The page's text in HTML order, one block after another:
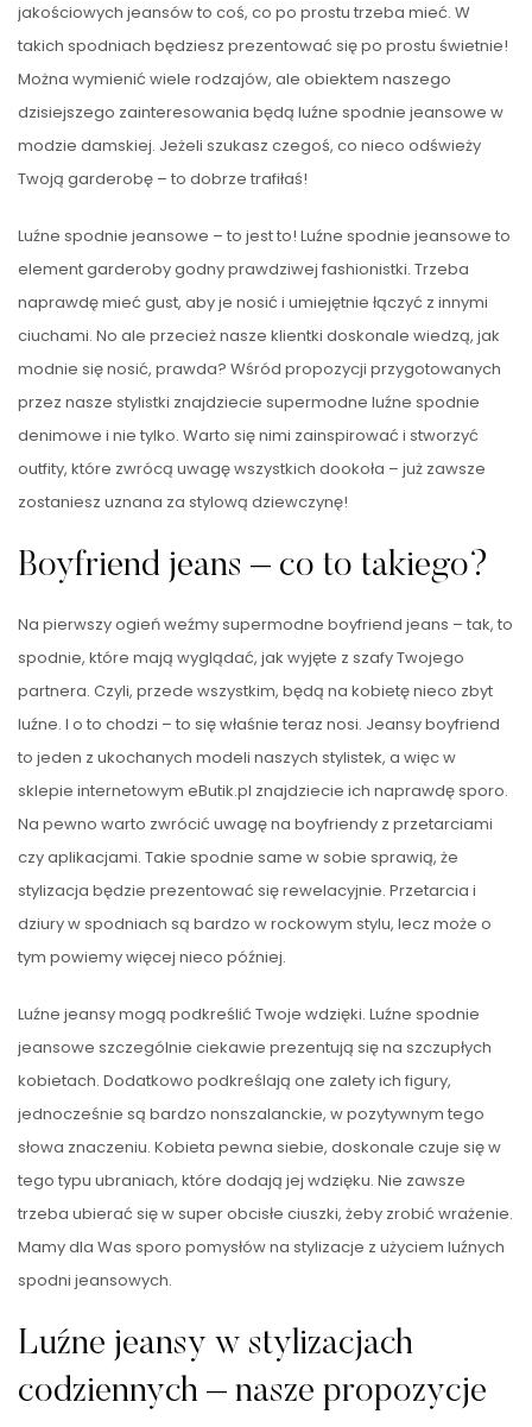
jakościowych jeansów to coś, co po prostu trzeba mieć. W
takich spodniach będziesz prezentować się po prostu świetnie!
Można wymienić wiele rodzajów, ale obiektem naszego
dzisiejszego zainteresowania będą luźne spodnie jeansowe w
modzie damskiej. Jeżeli szukasz czegoś, co nieco odświeży
Twoją garderobę – to dobrze trafiłaś!
Luźne spodnie jeansowe – to jest to! Luźne spodnie jeansowe to
element garderoby godny prawdziwej fashionistki. Trzeba
naprawdę mieć gust, aby je nosić i umiejętnie łączyć z innymi
ciuchami. No ale przecież nasze klientki doskonale wiedzą, jak
modnie się nosić, prawda? Wśród propozycji przygotowanych
przez nasze stylistki znajdziecie supermodne luźne spodnie
denimowe i nie tylko. Warto się nimi zainspirować i stworzyć
outfity, które zwrócą uwagę wszystkich dookoła – już zawsze
zostaniesz uznana za stylową dziewczynę!
Boyfriend jeans – co to takiego?
Na pierwszy ogień weźmy supermodne boyfriend jeans – tak, to
spodnie, które mają wyglądać, jak wyjęte z szafy Twojego
partnera. Czyli, przede wszystkim, będą na kobietę nieco zbyt
luźne. I o to chodzi – to się właśnie teraz nosi. Jeansy boyfriend
to jeden z ukochanych modeli naszych stylistek, a więc w
sklepie internetowym eButik.pl znajdziecie ich naprawdę sporo.
Na pewno warto zwrócić uwagę na boyfriendy z przetarciami
czy aplikacjami. Takie spodnie same w sobie sprawią, że
stylizacja będzie prezentować się rewelacyjnie. Przetarcia i
dziury w spodniach są bardzo w rockowym stylu, lecz może o
tym powiemy więcej nieco później.
Luźne jeansy mogą podkreślić Twoje wdzięki. Luźne spodnie
jeansowe szczególnie ciekawie prezentują się na szczupłych
kobietach. Dodatkowo podkreślają one zalety ich figury,
jednocześnie są bardzo nonszalanckie, w pozytywnym tego
słowa znaczeniu. Kobieta pewna siebie, doskonale czuje się w
tego typu ubraniach, które dodają jej wdzięku. Nie zawsze
trzeba ubierać się w super obcisłe ciuszki, żeby zrobić wrażenie.
Mamy dla Was sporo pomysłów na stylizacje z użyciem luźnych
spodni jeansowych.
Luźne jeansy w stylizacjach
codziennych – nasze propozycje